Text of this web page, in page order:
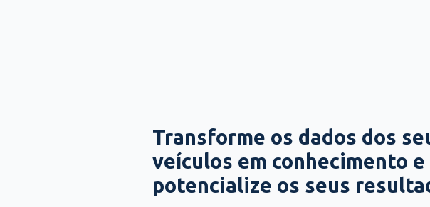
Transforme os dados dos
veículos em conhecimento e
potencialize os seus